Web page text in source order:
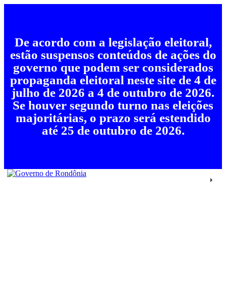
De acordo com a legislação eleitoral,
estão suspensos conteúdos de ações do
governo que podem ser considerados
propaganda eleitoral neste site de 4 de
julho de 2026 a 4 de outubro de 2026.
Se houver segundo turno nas eleições
majoritárias, o prazo será estendido
até 25 de outubro de 2026.